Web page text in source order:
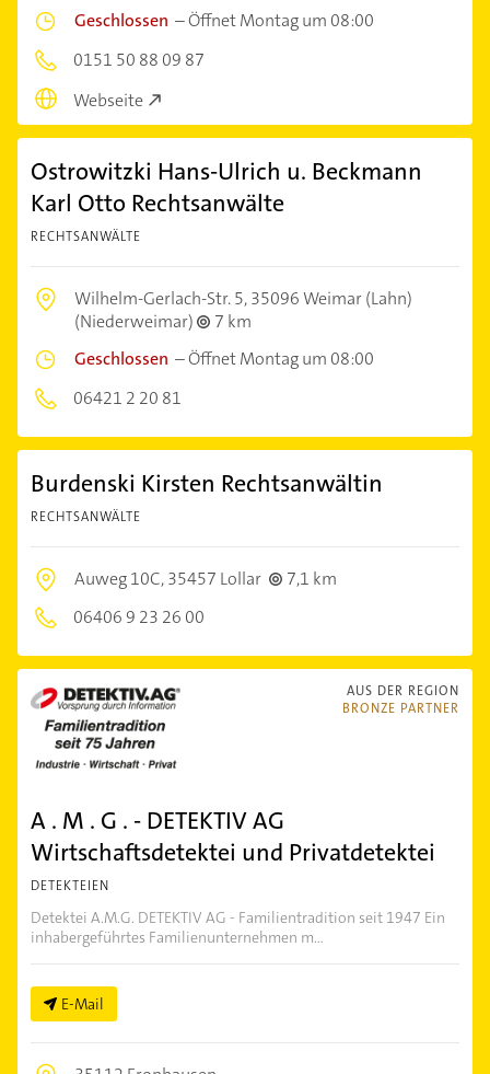
Geschlossen –Öffnet Montag um 08:00
0151 50 88 09 87
Webseite
Ostrowitzki Hans-Ulrich u. Beckmann
Karl Otto Rechtsanwälte
RECHTSANWÄLTE
Wilhelm-Gerlach-Str. 5,35096 Weimar (Lahn)
(Niederweimar)
7 km
Geschlossen –Öffnet Montag um 08:00
06421 2 20 81
Burdenski Kirsten Rechtsanwältin
RECHTSANWÄLTE
Auweg 10C,35457 Lollar
7,1 km
06406 9 23 26 00
AUS DER REGION
BRONZE PARTNER
A . M . G . - DETEKTIV AG
Wirtschaftsdetektei und Privatdetektei
DETEKTEIEN
Detektei A.M.G. DETEKTIV AG - Familientradition seit 1947 Ein
inhabergeführtes Familienunternehmen m...
E-Mail